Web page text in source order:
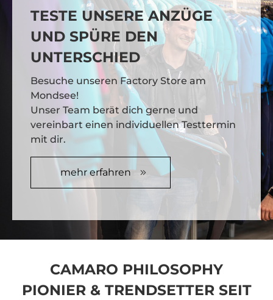
TESTE UNSERE ANZÜGE
UND SPÜRE DEN
UNTERSCHIED
Besuche unseren Factory Store am
Mondsee!
Unser Team berät dich gerne und
vereinbart einen individuellen Testtermin
mit dir.
mehr erfahren
CAMARO PHILOSOPHY
PIONIER & TRENDSETTER SEIT